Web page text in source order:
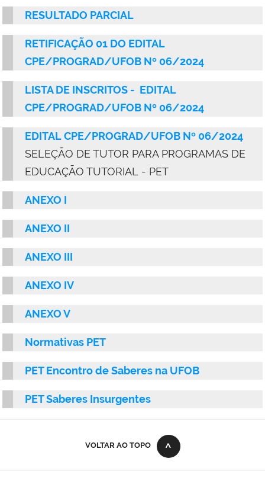
RESULTADO PARCIAL
RETIFICAÇÃO 01 DO EDITAL
CPE/PROGRAD/UFOB Nº 06/2024
LISTA DE INSCRITOS - EDITAL
CPE/PROGRAD/UFOB Nº 06/2024
EDITAL CPE/PROGRAD/UFOB Nº 06/2024
SELEÇÃO DE TUTOR PARA PROGRAMAS DE
EDUCAÇÃO TUTORIAL - PET
ANEXO I
ANEXO II
ANEXO III
ANEXO IV
ANEXO V
Normativas PET
PET Encontro de Saberes na UFOB
PET Saberes Insurgentes
VOLTAR AO TOPO